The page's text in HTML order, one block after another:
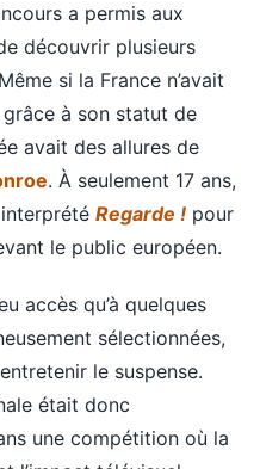
a permis aux
découvrir plusieurs
si la France n’avait
à son statut de
avait des allures de
. À seulement 17 ans,
Regarde ! pour
le public européen.
accès qu’à quelques
sélectionnées,
le suspense.
était donc
une compétition où la